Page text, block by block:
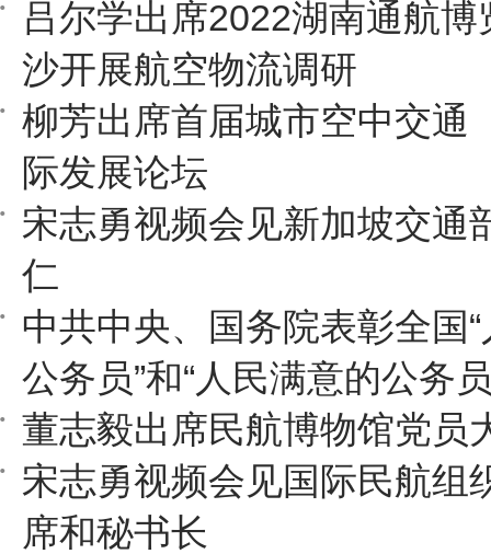
吕尔学出席2022湖南通航博
沙开展航空物流调研
柳芳出席首届城市空中交通
际发展论坛
宋志勇视频会见新加坡交通
仁
中共中央、国务院表彰全国
公务员”和“人民满意的公务
董志毅出席民航博物馆党员
宋志勇视频会见国际民航组
席和秘书长